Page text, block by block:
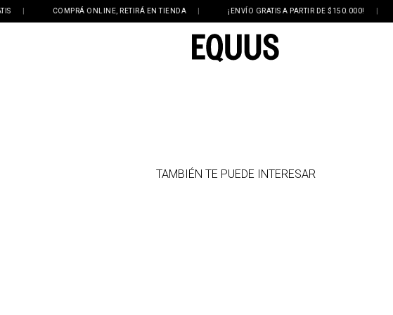
| COMPRÁ ONLINE, RETIRÁ EN TIENDA | ¡ENVÍO GRATIS A PARTIR DE $150.000! |
TAMBIÉN TE PUEDE INTERESAR